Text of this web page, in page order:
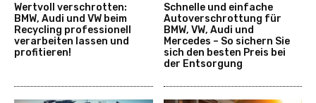
Wertvoll verschrotten:
BMW, Audi und VW beim
Recycling professionell
verarbeiten lassen und
profitieren!
Schnelle und einfache
Autoverschrottung für
BMW, VW, Audi und
Mercedes – So sichern Sie
sich den besten Preis bei
der Entsorgung